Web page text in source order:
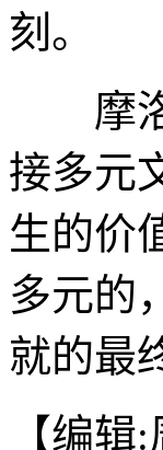
刻。
摩洛
接多元
生的价
多元的
就的最
【编辑: